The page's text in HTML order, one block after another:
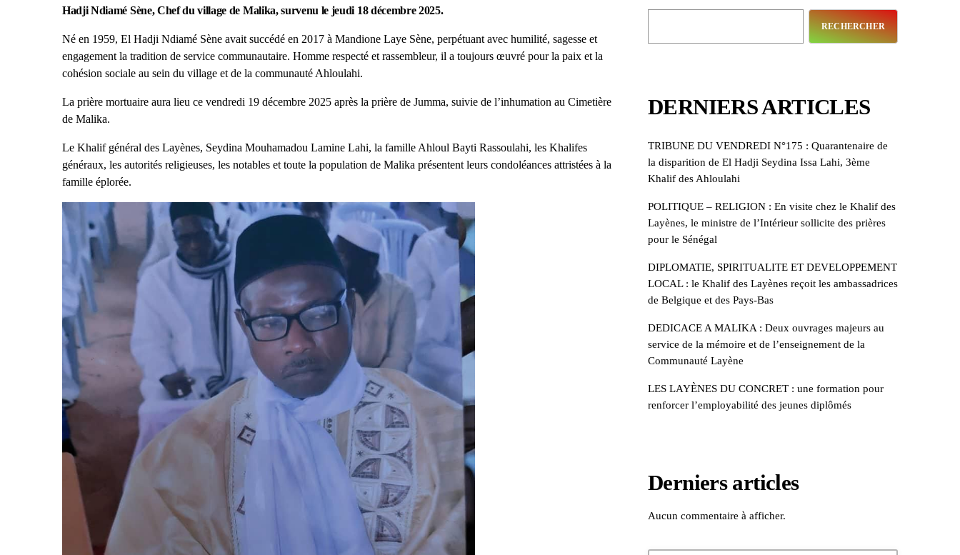
Hadji Ndiamé Sène, Chef du village de Malika, survenu le jeudi 18 décembre 2025.
Né en 1959, El Hadji Ndiamé Sène avait succédé en 2017 à Mandione Laye Sène, perpétuant avec humilité, sagesse et
engagement la tradition de service communautaire. Homme respecté et rassembleur, il a toujours œuvré pour la paix et la
cohésion sociale au sein du village et de la communauté Ahloulahi.
La prière mortuaire aura lieu ce vendredi 19 décembre 2025 après la prière de Jumma, suivie de l’inhumation au Cimetière
de Malika.
Le Khalif général des Layènes, Seydina Mouhamadou Lamine Lahi, la famille Ahloul Bayti Rassoulahi, les Khalifes
généraux, les autorités religieuses, les notables et toute la population de Malika présentent leurs condoléances attristées à la
famille éplorée.
RECHERCHER
DERNIERS ARTICLES
TRIBUNE DU VENDREDI N°175 : Quarantenaire de
la disparition de El Hadji Seydina Issa Lahi, 3ème
Khalif des Ahloulahi
POLITIQUE – RELIGION : En visite chez le Khalif des
Layènes, le ministre de l’Intérieur sollicite des prières
pour le Sénégal
DIPLOMATIE, SPIRITUALITE ET DEVELOPPEMENT
LOCAL : le Khalif des Layènes reçoit les ambassadrices
de Belgique et des Pays-Bas
DEDICACE A MALIKA : Deux ouvrages majeurs au
service de la mémoire et de l’enseignement de la
Communauté Layène
LES LAYÈNES DU CONCRET : une formation pour
renforcer l’employabilité des jeunes diplômés
Derniers articles
Aucun commentaire à afficher.